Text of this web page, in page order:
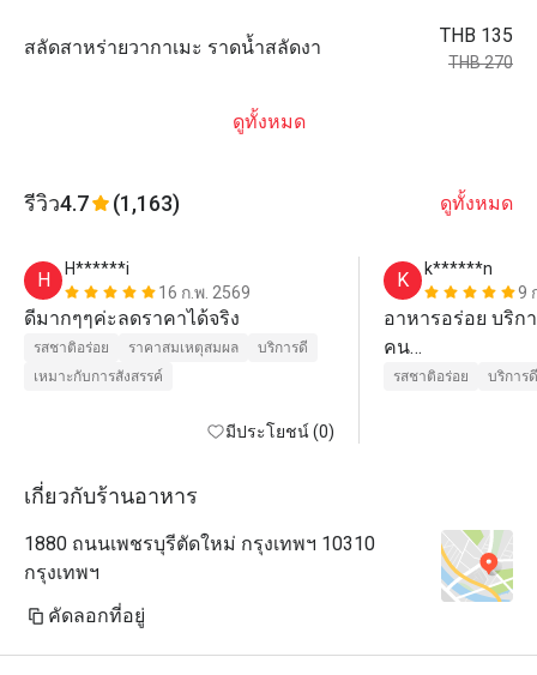
สลัดสาหร่ายวากาเมะ ราดน้ำสลัดงา
THB 135
THB 270
ดูทั้งหมด
รีวิว4.7 (1,163) ดูทั้งหมด
H
H******i
16 ก.พ. 2569
ดีมากๆๆค่ะลดราคาได้จริง
รสชาติอร่อย ราคาสมเหตุสมผล
บริการดี
เหมาะกับการสังสรรค์
มีประโยชน์ (0)
K
k******n
9
อาหารอร่อย บริก
คน
ราคาสูงแค่คุ้มที่จ่
รสชาติอร่อย บริการดี
เกี่ยวกับร้านอาหาร
1880 ถนนเพชรบุรีตัดใหม่ กรุงเทพฯ 10310
กรุงเทพฯ
คัดลอกที่อยู่